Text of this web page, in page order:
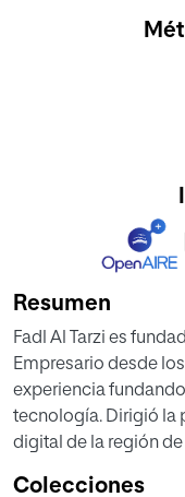
Resumen
Fadl Al Tarzi es
Empresario desde
experiencia
tecnología. Dirigió la
digital de la región
Colecciones